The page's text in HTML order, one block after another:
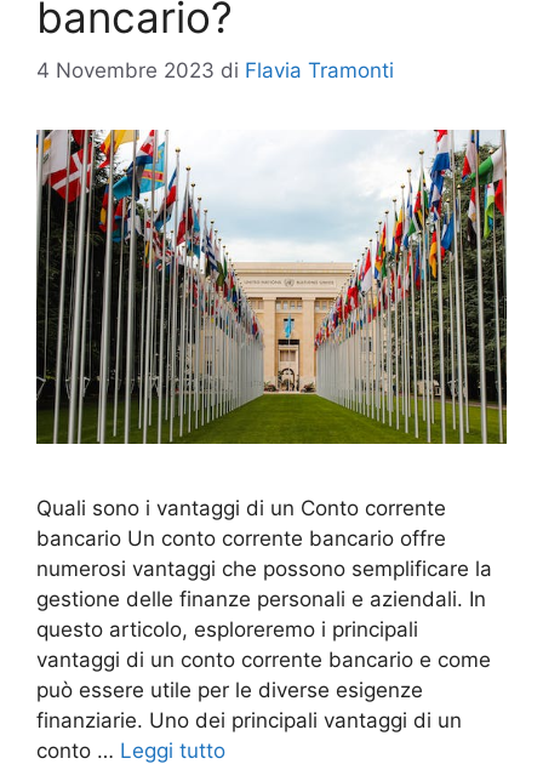
bancario?
4 Novembre 2023 di Flavia Tramonti
Quali sono i vantaggi di un Conto corrente
bancario Un conto corrente bancario offre
numerosi vantaggi che possono semplificare la
gestione delle finanze personali e aziendali. In
questo articolo, esploreremo i principali
vantaggi di un conto corrente bancario e come
può essere utile per le diverse esigenze
finanziarie. Uno dei principali vantaggi di un
conto … Leggi tutto